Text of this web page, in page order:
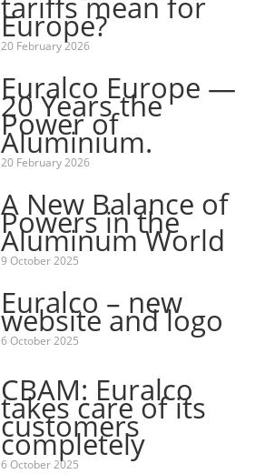
Europe?
20 February 2026
Euralco Europe —
20 Years the
Power of
Aluminium.
20 February 2026
A New Balance of
Powers in the
Aluminum World
9 October 2025
Euralco – new
website and logo
6 October 2025
CBAM: Euralco
takes care of its
customers
completely
6 October 2025